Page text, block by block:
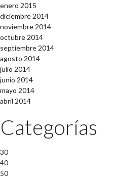
enero 2015
diciembre 2014
noviembre 2014
octubre 2014
septiembre 2014
agosto 2014
julio 2014
junio 2014
mayo 2014
abril 2014
Categorías
30
40
50